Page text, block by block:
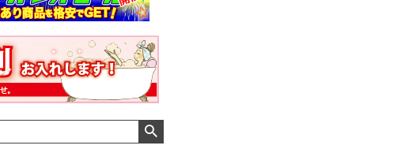
クロエさん
した。またよろしくお願い
おまけありがとうございま
した。早速レビューを書き